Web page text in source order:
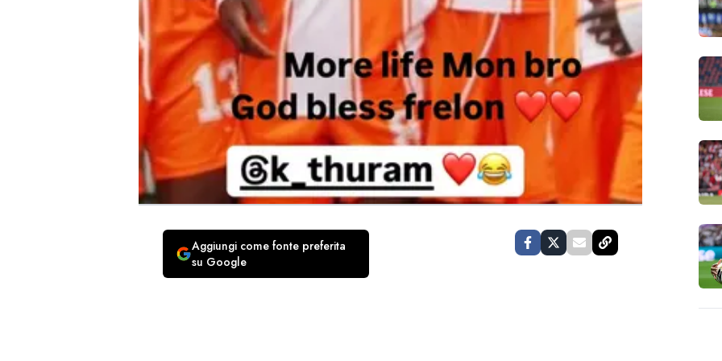
Aggiungi come fonte preferita
su Google